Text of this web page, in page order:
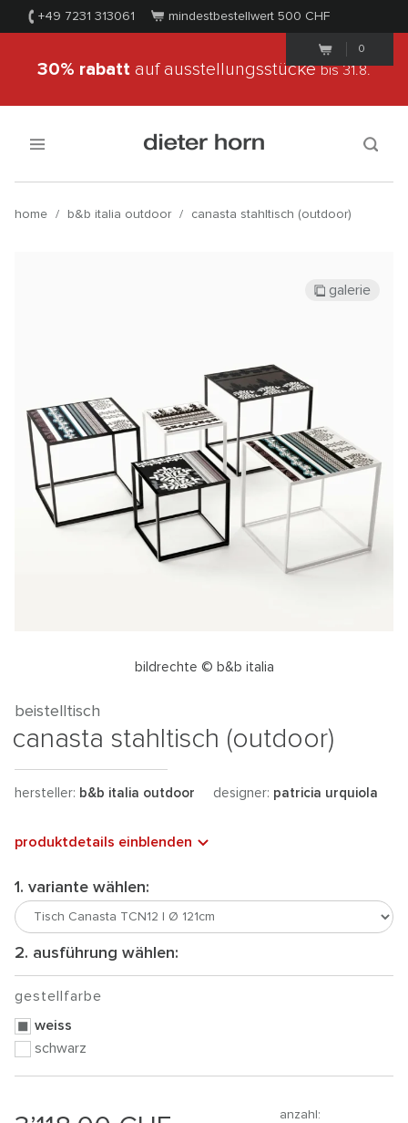
+49 7231 313061 mindestbestellwert 500 CHF
0
30% rabatt auf ausstellungsstückebis 31.8.
home / b&b italia outdoor / canasta stahltisch (outdoor)
bildrechte © b&b italia
galerie
beistelltisch
canasta stahltisch (outdoor)
hersteller: b&b italia outdoor designer: patricia urquiola
produktdetails einblenden
1. variante wählen:
2. ausführung wählen:
gestellfarbe
weiss
schwarz
anzahl: